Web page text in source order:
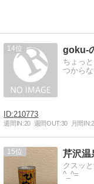
14 goku-
ちょっ
つから
210773
週間IN:20 週間OUT:30 月間IN:
15 芹沢温
クスッ
^_^=